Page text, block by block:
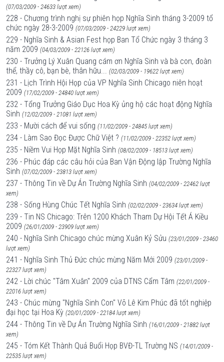
(07/03/2009 - 24633 lượt xem)
228 - Chương trình nghị sự phiên họp Nghĩa Sinh tháng 3-2009 tổ
chức ngày 28-3-2009 (07/03/2009 - 24229 lượt xem)
229 - Nghĩa Sinh & Asian Fest họp Ban Tổ Chức ngày 3 tháng 3
năm 2009 (04/03/2009 - 22126 lượt xem)
230 - Trưởng Lý Xuân Quang cám ơn Nghĩa Sinh và bà con, đoàn
thể, thầy cô, bạn bè, thân hữu... (02/03/2009 - 19622 lượt xem)
231 - Lịch Trình Hội Họp của VP Nghĩa Sinh Chicago niên hoạt
2009 (17/02/2009 - 24840 lượt xem)
232 - Tổng Trưởng Giáo Dục Hoa Kỳ ủng hộ các hoạt động Nghĩa
Sinh (12/02/2009 - 21081 lượt xem)
233 - Mười cách để vui sống (11/02/2009 - 24845 lượt xem)
234 - Làm Sao Đọc Được Chữ Việt ? (11/02/2009 - 22352 lượt xem)
235 - Niềm Vui Họp Mặt Nghĩa Sinh (08/02/2009 - 18513 lượt xem)
236 - Phúc đáp các câu hỏi của Ban Vận Động lập Trường Nghĩa
Sinh (07/02/2009 - 23813 lượt xem)
237 - Thông Tin về Dự Án Trường Nghĩa Sinh (04/02/2009 - 22462 lượt
xem)
238 - Sống Hùng Chúc Tết Nghĩa Sinh (02/02/2009 - 23634 lượt xem)
239 - Tin NS Chicago: Trên 1200 Khách Tham Dự Hội Tết Á Kiều
2009 (26/01/2009 - 23909 lượt xem)
240 - Nghĩa Sinh Chicago chúc mừng Xuân Kỷ Sửu (23/01/2009 - 23460
lượt xem)
241 - Nghĩa Sinh Thủ Đức chúc mừng Năm Mới 2009 (23/01/2009 -
22327 lượt xem)
242 - Lời chúc "Tâm Xuân" 2009 của DTNS Cẩm Tâm (22/01/2009 -
22016 lượt xem)
243 - Chúc mừng "Nghĩa Sinh Con" Võ Lê Kim Phúc đã tốt nghiệp
đại học tại Hoa Kỳ (20/01/2009 - 22184 lượt xem)
244 - Thông Tin về Dự Án Trường Nghĩa Sinh (16/01/2009 - 21882 lượt
xem)
245 - Tóm Kết Thành Quả Buổi Họp BVĐ-TL Trường NS (14/01/2009 -
22535 lượt xem)